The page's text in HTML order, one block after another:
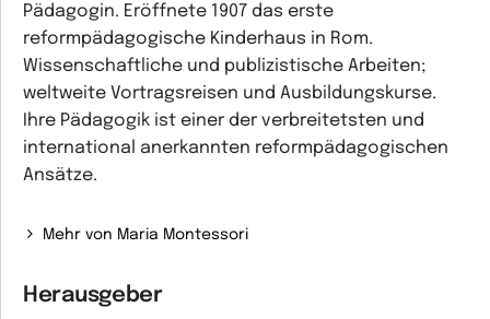
Pädagogin. Eröffnete 1907 das erste
reformpädagogische Kinderhaus in Rom.
Wissenschaftliche und publizistische Arbeiten;
weltweite Vortragsreisen und Ausbildungskurse.
Ihre Pädagogik ist einer der verbreitetsten und
international anerkannten reformpädagogischen
Ansätze.
Mehr von Maria Montessori
Herausgeber